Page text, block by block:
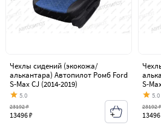
Чехлы сидений (экокожа/
алькантара) Автопилот Ромб Ford
S-Max CJ (2014-2019)
5.0
13496 ₽
23192 ₽
S-
5.0
13496
23192 ₽